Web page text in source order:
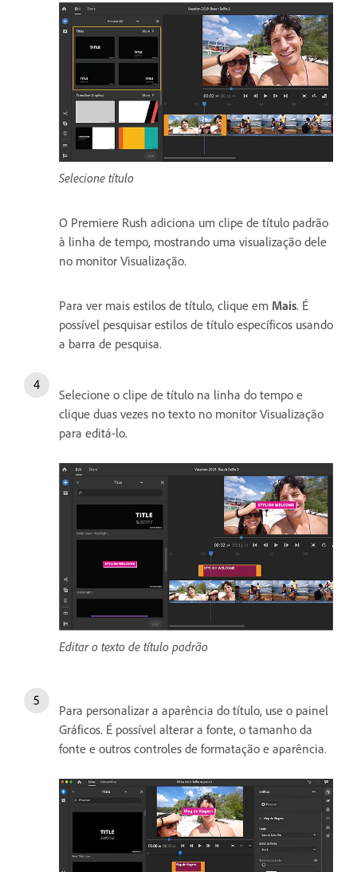
Selecione título
O Premiere Rush adiciona um clipe de título padrão
à linha de tempo, mostrando uma visualização dele
no monitor Visualização.
Para ver mais estilos de título, clique em Mais. É
possível pesquisar estilos de título específicos usando
a barra de pesquisa.
Selecione o clipe de título na linha do tempo e
clique duas vezes no texto no monitor Visualização
para editá-lo.
Editar o texto de título padrão
Para personalizar a aparência do título, use o painel
Gráficos. É possível alterar a fonte, o tamanho da
fonte e outros controles de formatação e aparência.